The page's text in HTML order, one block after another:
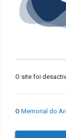
O site foi
O Memorial do